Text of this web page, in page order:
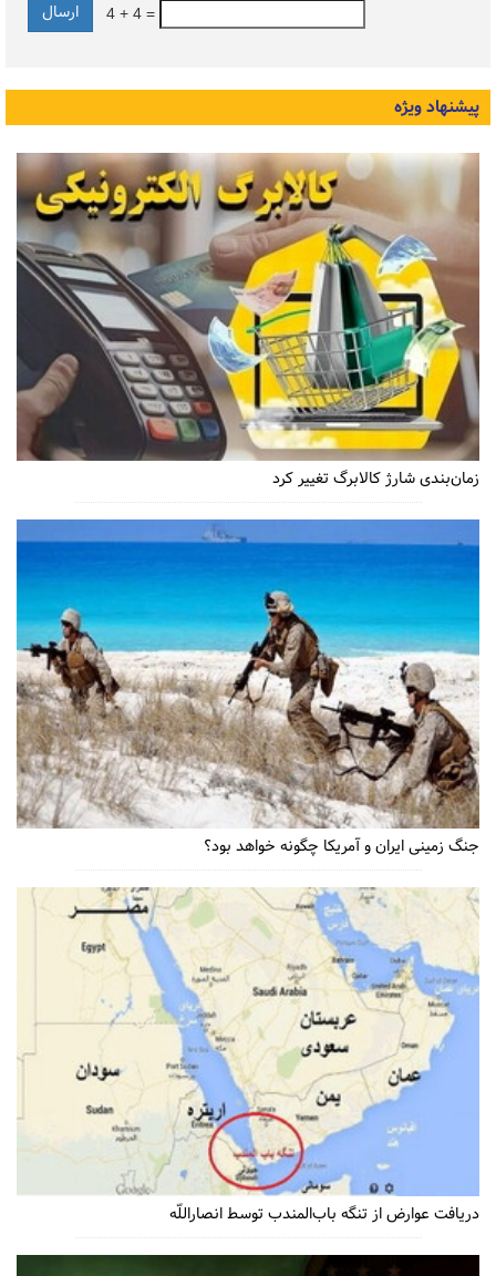
4 + 4 =
پیشنهاد ویژه
زمان‌بندی شارژ کالابرگ تغییر کرد
جنگ زمینی ایران و آمریکا چگونه خواهد بود؟
دریافت عوارض از تنگه باب‌المندب توسط انصاراللّه